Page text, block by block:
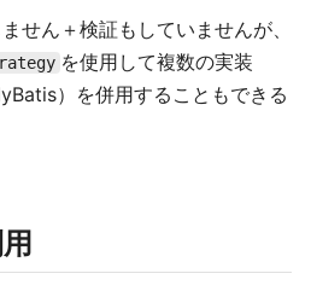
せん＋検証もしていませんが、
を使用して複数の実装
）を併用することもできる